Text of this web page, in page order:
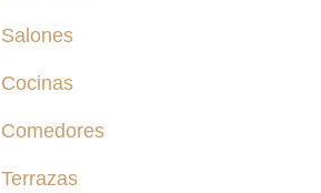
Salones
Cocinas
Comedores
Terrazas